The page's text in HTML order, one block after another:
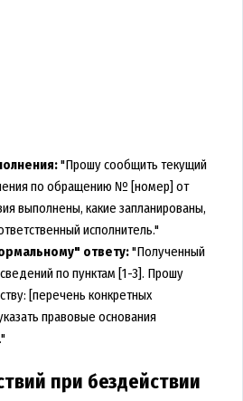
"Прошу сообщить текущий
по обращению № [номер] от
выполнены, какие запланированы,
исполнитель."
ответу:"Полученный
по пунктам [1-3]. Прошу
[перечень конкретных
правовые основания
при бездействии